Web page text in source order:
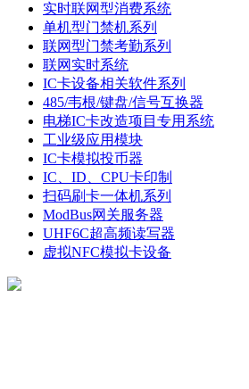
实时联网型消费系统
单机型门禁机系列
联网型门禁考勤系列
联网实时系统
IC卡设备相关软件系列
485/韦根/键盘/信号互换器
电梯IC卡改造项目专用系统
工业级应用模块
IC卡模拟投币器
IC、ID、CPU卡印制
扫码刷卡一体机系列
ModBus网关服务器
UHF6C超高频读写器
虚拟NFC模拟卡设备